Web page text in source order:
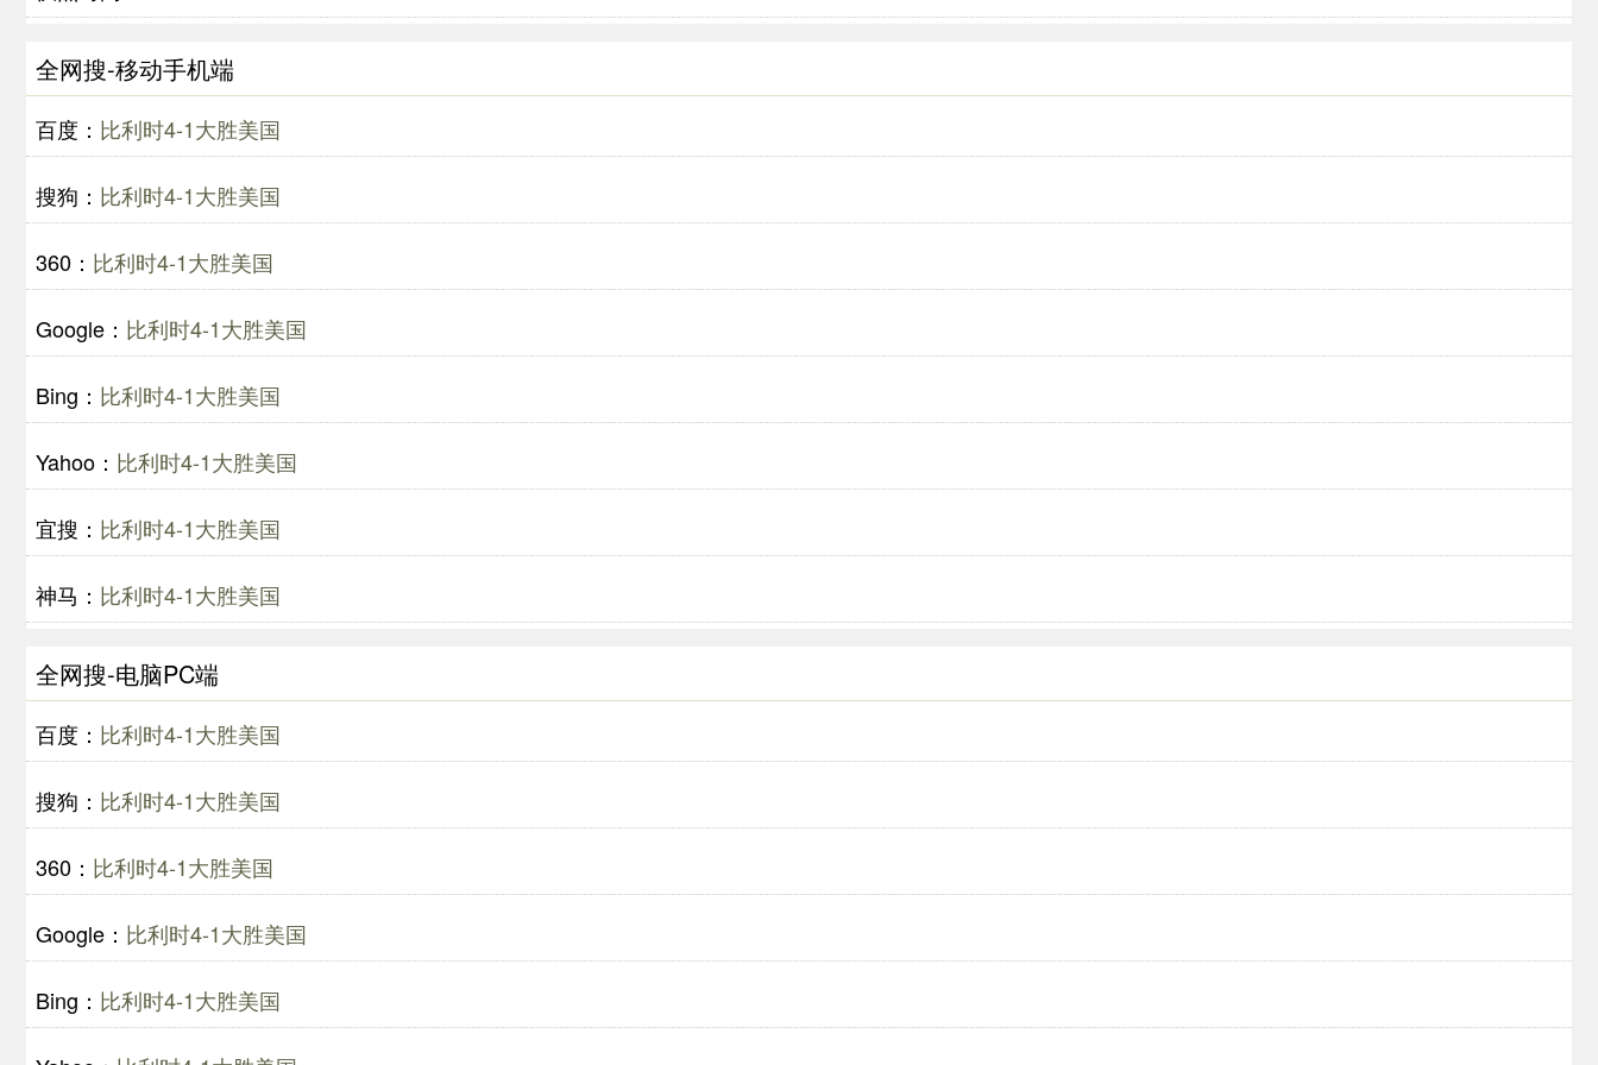
全网搜-移动手机端
百度： 比利时4-1大胜美国
搜狗： 比利时4-1大胜美国
360： 比利时4-1大胜美国
Google： 比利时4-1大胜美国
Bing： 比利时4-1大胜美国
Yahoo： 比利时4-1大胜美国
宜搜： 比利时4-1大胜美国
神马： 比利时4-1大胜美国
全网搜-电脑PC端
百度： 比利时4-1大胜美国
搜狗： 比利时4-1大胜美国
360： 比利时4-1大胜美国
Google： 比利时4-1大胜美国
Bing： 比利时4-1大胜美国